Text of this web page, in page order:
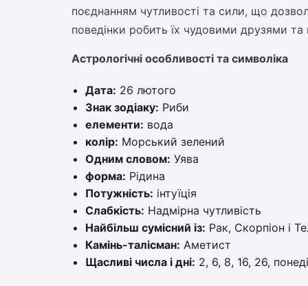
поєднанням чутливості та сили, що
поведінки робить їх чудовими друзями та
Астрологічні особливості та символіка
Дата: 26 лютого
Знак зодіаку: Риби
елементи: вода
колір: Морський зелений
Одним словом: Уява
форма: Рідина
Потужність: інтуїція
Слабкість: Надмірна чутливість
Найбільш сумісний із: Рак, Скорпіон і
Камінь-талісман: Аметист
Щасливі числа і дні: 2, 6, 8, 16, 26,